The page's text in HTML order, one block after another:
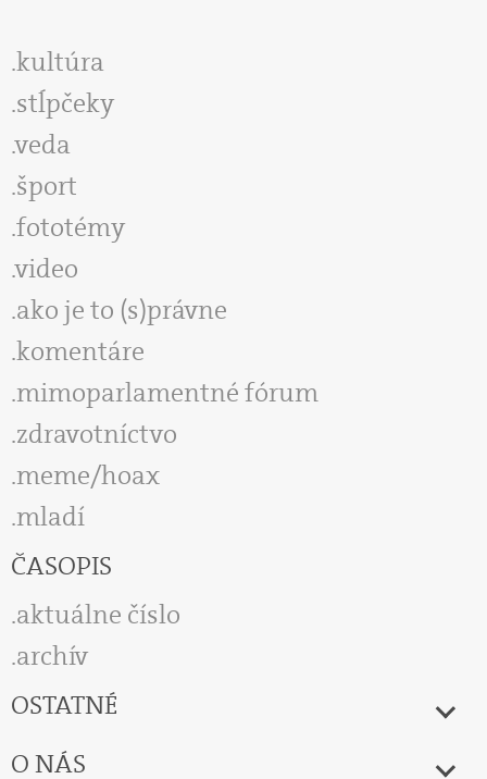
kultúra
stĺpčeky
veda
šport
fototémy
video
ako je to (s)právne
komentáre
mimoparlamentné fórum
zdravotníctvo
meme/hoax
mladí
ČASOPIS
aktuálne číslo
archív
OSTATNÉ
O NÁS